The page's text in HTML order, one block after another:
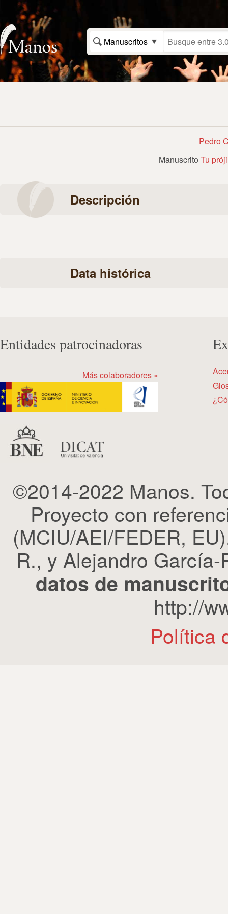
Manuscritos
Pedro
Manuscrito Tu
Descripción
Data histórica
Entidades patrocinadoras
Más colaboradores »
©2014-2022 Manos.
Proyecto con
(MCIU/AEI/FEDER,
R., y Alejandro
datos de
http://
Política